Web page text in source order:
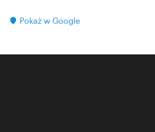
Pokaż w Google